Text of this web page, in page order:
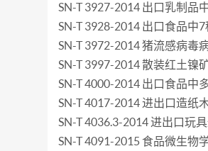
SN-T 3927-2014 出口乳制品
SN-T 3928-2014 出口食品中
SN-T 3972-2014 猪流感病毒
SN-T 3997-2014 散装红土镍
SN-T 4000-2014 出口食品中
SN-T 4017-2014 进出口造纸
SN-T 4036.3-2014 进出口玩
SN-T 4091-2015 食品微生物